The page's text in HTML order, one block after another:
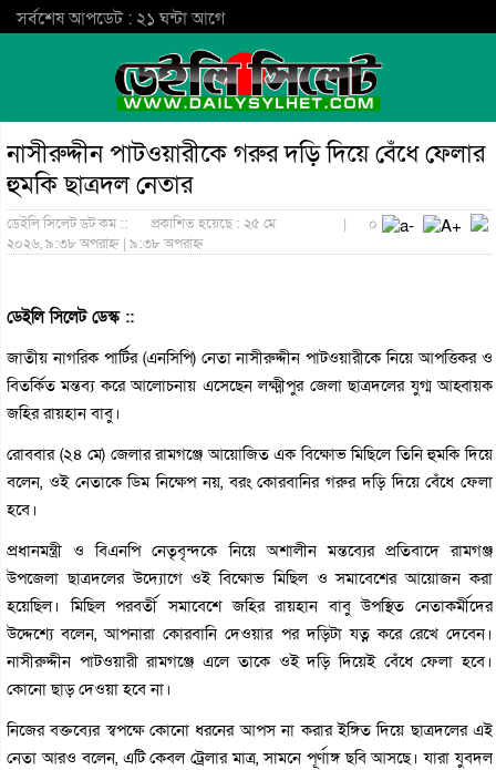
সর্বশেষ আপডেট : ২১ ঘন্টা আগে
নাসীরুদ্দীন পাটওয়ারীকে গরুর দড়ি দিয়ে বেঁধে ফেলার
হুমকি ছাত্রদল নেতার
ডেইলি সিলেট ডট কম ::
প্রকাশিত হয়েছে : ২৫ মে
২০২৬, ৯:৩৮ অপরাহ্ন | ৯:৩৮ অপরাহ্ন
| ০
ডেইলি সিলেট ডেস্ক ::
জাতীয় নাগরিক পার্টির (এনসিপি) নেতা নাসীরুদ্দীন পাটওয়ারীকে নিয়ে আপত্তিকর ও
বিতর্কিত মন্তব্য করে আলোচনায় এসেছেন লক্ষ্মীপুর জেলা ছাত্রদলের যুগ্ম আহ্বায়ক
জহির রায়হান বাবু।
রোববার (২৪ মে) জেলার রামগঞ্জে আয়োজিত এক বিক্ষোভ মিছিলে তিনি হুমকি দিয়ে
বলেন, ওই নেতাকে ডিম নিক্ষেপ নয়, বরং কোরবানির গরুর দড়ি দিয়ে বেঁধে ফেলা
হবে।
প্রধানমন্ত্রী ও বিএনপি নেতৃবৃন্দকে নিয়ে অশালীন মন্তব্যের প্রতিবাদে রামগঞ্জ
উপজেলা ছাত্রদলের উদ্যোগে ওই বিক্ষোভ মিছিল ও সমাবেশের আয়োজন করা
হয়েছিল। মিছিল পরবর্তী সমাবেশে জহির রায়হান বাবু উপস্থিত নেতাকর্মীদের
উদ্দেশ্যে বলেন, আপনারা কোরবানি দেওয়ার পর দড়িটা যত্ন করে রেখে দেবেন।
নাসীরুদ্দীন পাটওয়ারী রামগঞ্জে এলে তাকে ওই দড়ি দিয়েই বেঁধে ফেলা হবে।
কোনো ছাড় দেওয়া হবে না।
নিজের বক্তব্যের স্বপক্ষে কোনো ধরনের আপস না করার ইঙ্গিত দিয়ে ছাত্রদলের এই
নেতা আরও বলেন, এটি কেবল ট্রেলার মাত্র, সামনে পূর্ণাঙ্গ ছবি আসছে। যারা যুবদল